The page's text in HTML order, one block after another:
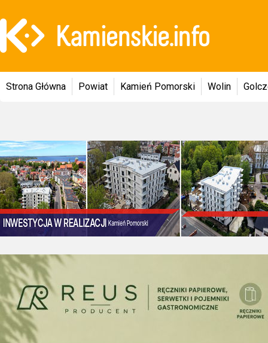
Strona Główna Powiat Kamień Pomorski Wolin